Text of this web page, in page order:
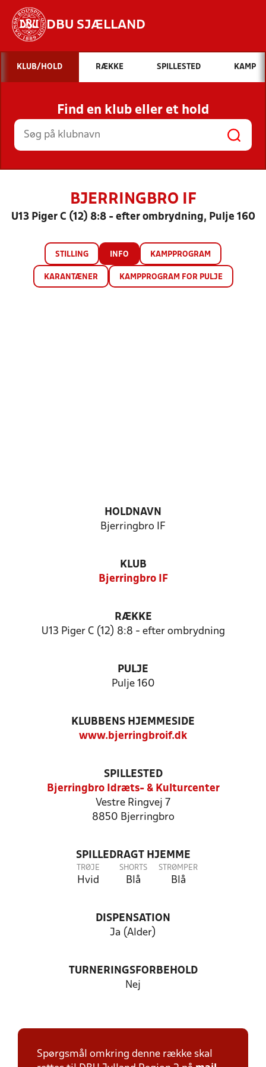
DBU SJÆLLAND
Hvad vil du søge efter?
INDHOLD OG NYHEDER
STILLINGER, RESULTATER, KLUBBER OG
HOLD
KLUB/HOLD RÆKKE SPILLESTED KAMP
Find en klub eller et hold
BJERRINGBRO IF
U13 Piger C (12) 8:8 - efter ombrydning, Pulje 160
STILLING INFO KAMPPROGRAM
KARANTÆNER KAMPPROGRAM FOR PULJE
HOLDNAVN
Bjerringbro IF
KLUB
Bjerringbro IF
RÆKKE
U13 Piger C (12) 8:8 - efter ombrydning
PULJE
Pulje 160
KLUBBENS HJEMMESIDE
www.bjerringbroif.dk
SPILLESTED
Bjerringbro Idræts- & Kulturcenter
Vestre Ringvej 7
8850 Bjerringbro
SPILLEDRAGT HJEMME
TRØJE
Hvid
SHORTS
Blå
STRØMPER
Blå
DISPENSATION
Ja (Alder)
TURNERINGSFORBEHOLD
Nej
Spørgsmål omkring denne række skal